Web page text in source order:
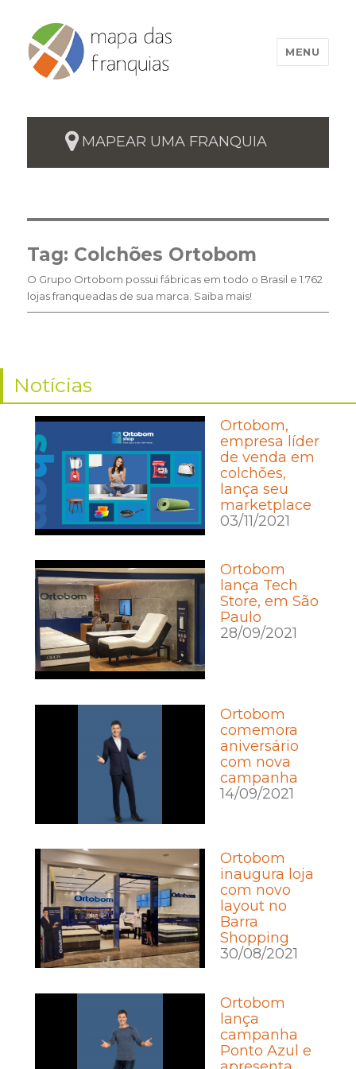
MENU
MAPEAR UMA FRANQUIA
Tag: Colchões Ortobom
O Grupo Ortobom possui fábricas em todo o Brasil e 1.762
lojas franqueadas de sua marca. Saiba mais!
Notícias
Ortobom,
empresa líder
de venda em
colchões,
lança seu
marketplace
03/11/2021
Ortobom
lança Tech
Store, em São
Paulo
28/09/2021
Ortobom
comemora
aniversário
com nova
campanha
14/09/2021
Ortobom
inaugura loja
com novo
layout no
Barra
Shopping
30/08/2021
Ortobom
lança
campanha
Ponto Azul e